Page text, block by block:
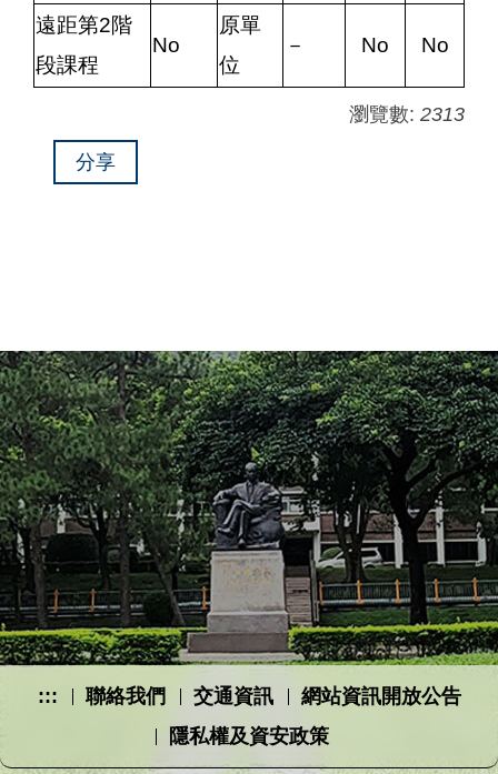
遠距第2階
段課程
No
原單
位
－ No No
瀏覽數: 2313
分享
::: 聯絡我們 交通資訊
網站資訊開放公告
隱私權及資安政策